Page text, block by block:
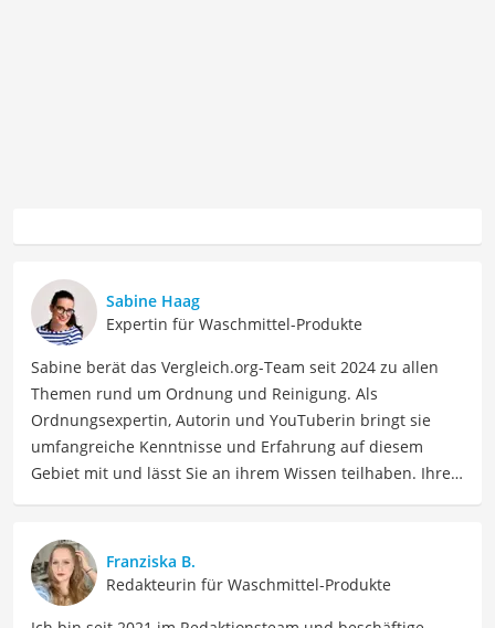
Sabine Haag
Expertin für Waschmittel-Produkte
Sabine berät das Vergleich.org-Team seit 2024 zu allen
Themen rund um Ordnung und Reinigung. Als
Ordnungsexpertin, Autorin und YouTuberin bringt sie
umfangreiche Kenntnisse und Erfahrung auf diesem
Gebiet mit und lässt Sie an ihrem Wissen teilhaben. Ihre
als Expertin bei Vergleichen zu den Themen
Wohnungsreinigung, Haushaltszubehör, Vorrat und
Aufbewahrung, Textilpflege, Wäsche und Bügeln. In ihrer
Franziska B.
Redakteurin für Waschmittel-Produkte